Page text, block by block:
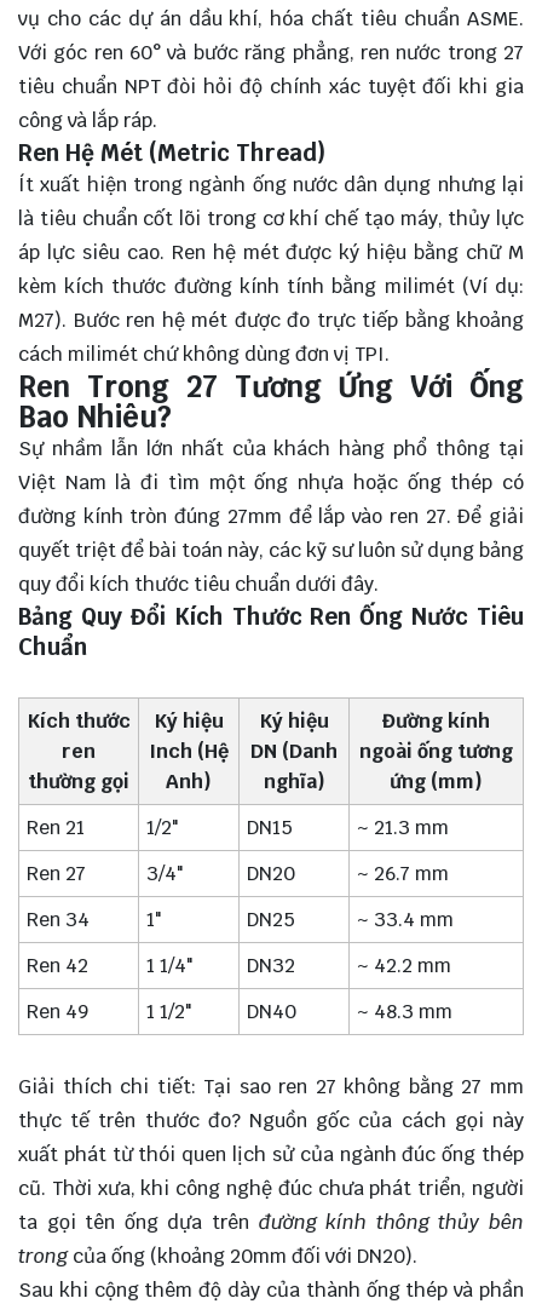
vụ cho các dự án dầu khí, hóa chất tiêu chuẩn ASME.
Với góc ren 60° và bước răng phẳng, ren nước trong 27
tiêu chuẩn NPT đòi hỏi độ chính xác tuyệt đối khi gia
công và lắp ráp.
Ren Hệ Mét (Metric Thread)
Ít xuất hiện trong ngành ống nước dân dụng nhưng lại
là tiêu chuẩn cốt lõi trong cơ khí chế tạo máy, thủy lực
áp lực siêu cao. Ren hệ mét được ký hiệu bằng chữ M
kèm kích thước đường kính tính bằng milimét (Ví dụ:
M27). Bước ren hệ mét được đo trực tiếp bằng khoảng
cách milimét chứ không dùng đơn vị TPI.
Ren Trong 27 Tương Ứng Với Ống
Bao Nhiêu?
Sự nhầm lẫn lớn nhất của khách hàng phổ thông tại
Việt Nam là đi tìm một ống nhựa hoặc ống thép có
đường kính tròn đúng 27mm để lắp vào ren 27. Để giải
quyết triệt để bài toán này, các kỹ sư luôn sử dụng bảng
quy đổi kích thước tiêu chuẩn dưới đây.
Bảng Quy Đổi Kích Thước Ren Ống Nước Tiêu
Chuẩn
Kích thước
ren
thường gọi
Ký hiệu
Inch (Hệ
Anh)
Ký hiệu
DN (Danh
nghĩa)
Đường kính
ngoài ống tương
ứng (mm)
Ren 21
1/2" DN15
~ 21.3 mm
Ren 27
3/4" DN20
~ 26.7 mm
Ren 34
1" DN25
~ 33.4 mm
Ren 42
1 1/4" DN32
~ 42.2 mm
Ren 49
1 1/2" DN40 ~ 48.3 mm
Giải thích chi tiết: Tại sao ren 27 không bằng 27 mm
thực tế trên thước đo? Nguồn gốc của cách gọi này
xuất phát từ thói quen lịch sử của ngành đúc ống thép
cũ. Thời xưa, khi công nghệ đúc chưa phát triển, người
ta gọi tên ống dựa trên đường kính thông thủy bên
trongcủa ống (khoảng 20mm đối với DN20).
Sau khi cộng thêm độ dày của thành ống thép và phần